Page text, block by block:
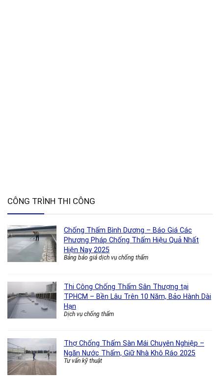
CÔNG TRÌNH THI CÔNG
Chống Thấm Bình Dương – Báo Giá Các
Phương Pháp Chống Thấm Hiệu Quả Nhất
Hiện Nay 2025
Bảng báo giá dịch vụ chống thấm
Thi Công Chống Thấm Sân Thượng tại
TPHCM – Bền Lâu Trên 10 Năm, Bảo Hành Dài
Hạn
Dịch vụ chống thấm
Thợ Chống Thấm Sàn Mái Chuyên Nghiệp –
Ngăn Nước Thấm, Giữ Nhà Khô Ráo 2025
Tư vấn kỹ thuật